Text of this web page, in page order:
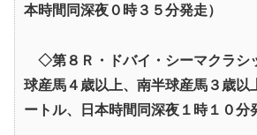
本時間同深夜０時３５分発走）
◇第８Ｒ・ドバイ・シーマクラシ
球産馬４歳以上、南半球産馬３歳以
ートル、日本時間同深夜１時１０分